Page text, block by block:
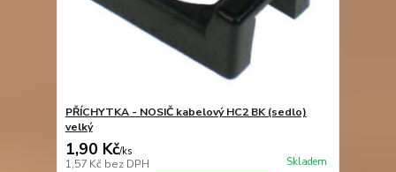
PŘÍCHYTKA - NOSIČ kabelový HC2 BK (sedlo)
velký
1,90 Kč/ks
1,57 Kč bez DPH Skladem